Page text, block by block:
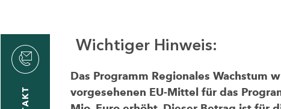
Wichtiger Hinweis:
Das Programm Regionales Wachstum
vorgesehenen EU-Mittel für das